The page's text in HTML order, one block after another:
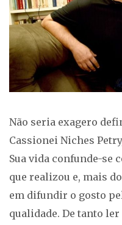
Não seria exagero
Cassionei Niches
Sua vida confunde-se
que realizou e, mais
em difundir o gosto
qualidade. De tanto